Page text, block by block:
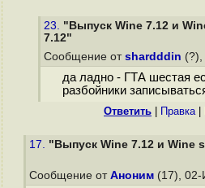
23. "Выпуск Wine 7.12 и
7.12"
Сообщение от shardddin
да ладно - ГТА шестая
разбойники
Ответить Правка|
17. "Выпуск Wine 7.12 и Wine
Сообщение от Аноним (17),